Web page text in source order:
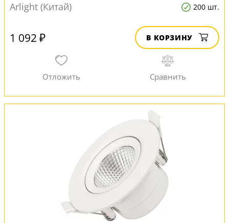
Arlight (Китай) 200 шт.
1 092 ₽ В КОРЗИНУ